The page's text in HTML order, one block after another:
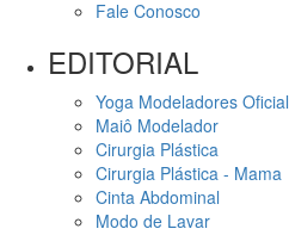
Fale Conosco
EDITORIAL
Yoga Modeladores Oficial
Maiô Modelador
Cirurgia Plástica
Cirurgia Plástica - Mama
Cinta Abdominal
Modo de Lavar